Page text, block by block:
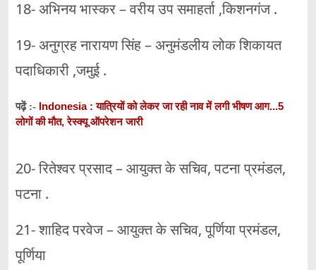
18- अभिनय भास्कर – वरीय उप समाहर्ता ,किशनगंज .
19- अनुग्रह नारायण सिंह – अनुमंडलीय लोक शिकायत
पदाधिकारी ,जमुई .
पढ़ें :- Indonesia : यात्रियों को लेकर जा रही नाव में लगी भीषण आग...5
लोगों की मौत, रेस्क्यू ऑपरेशन जारी
20- रितेश्वर प्रसाद – आयुक्त के सचिव, पटना प्रमंडल,
पटना .
21- शाहिद परवेज – आयुक्त के सचिव, पूर्णिया प्रमंडल,
पूर्णिया